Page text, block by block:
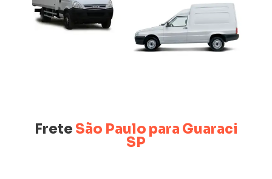
Frete São Paulo para Guaraci
SP